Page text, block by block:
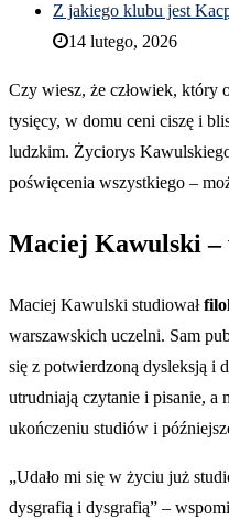
Z jakiego klubu jest
14 lutego, 2026
Czy wiesz, że człowiek, który
tysięcy, w domu ceni ciszę i
ludzkim. Życiorys
poświęcenia wszystkiego –
Maciej Kawulski –
Maciej Kawulski studiował
warszawskich uczelni. Sam
się z potwierdzoną dysleksją i
utrudniają czytanie i pisanie, a
ukończeniu studiów i
„Udało mi się w życiu już
dysgrafią i dysgrafią” –